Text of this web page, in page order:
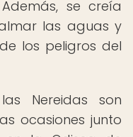
se creía
las aguas y
los peligros del
Nereidas son
ocasiones junto